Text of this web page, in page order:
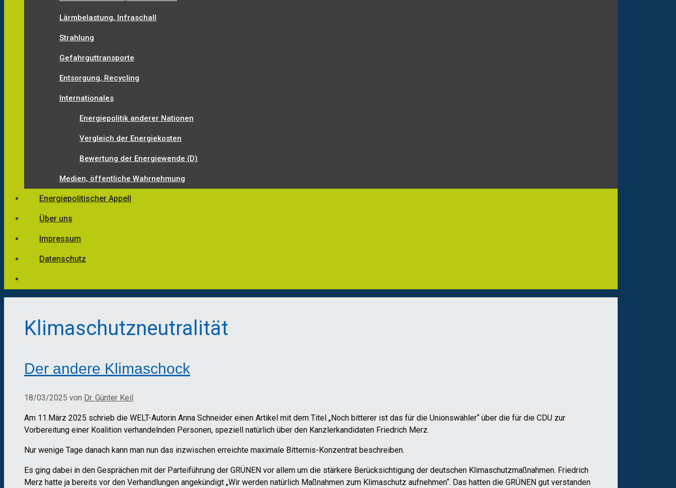
Lärmbelastung, Infraschall
Strahlung
Gefahrguttransporte
Entsorgung, Recycling
Internationales
Energiepolitik anderer Nationen
Vergleich der Energiekosten
Bewertung der Energiewende (D)
Medien, öffentliche Wahrnehmung
Energiepolitischer Appell
Über uns
Impressum
Datenschutz
Klimaschutzneutralität
Der andere Klimaschock
18/03/2025 von Dr. Günter Keil
Am 11.März 2025 schrieb die WELT-Autorin Anna Schneider einen Artikel mit dem Titel „Noch bitterer ist das für die Unionswähler“ über die für die CDU zur
Vorbereitung einer Koalition verhandelnden Personen, speziell natürlich über den Kanzlerkandidaten Friedrich Merz.
Nur wenige Tage danach kann man nun das inzwischen erreichte maximale Bitternis-Konzentrat beschreiben.
Es ging dabei in den Gesprächen mit der Parteiführung der GRÜNEN vor allem um die stärkere Berücksichtigung der deutschen Klimaschutzmaßnahmen. Friedrich
Merz hatte ja bereits vor den Verhandlungen angekündigt „Wir werden natürlich Maßnahmen zum Klimaschutz aufnehmen“. Das hatten die GRÜNEN gut verstanden